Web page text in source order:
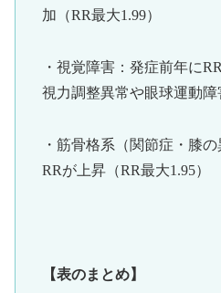
加（RR最大1.99）
・視覚障害：発症前年に
視力調整異常や眼球運動障
・筋骨格系（関節症・膝
RRが上昇（RR最大1.95）
【表のまとめ】